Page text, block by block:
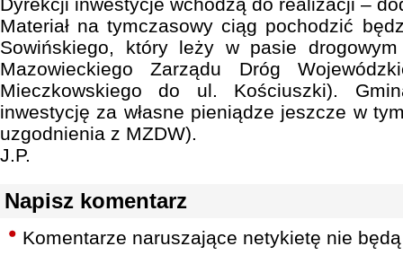
Materiał na tymczasowy ciąg pochodzić
Sowińskiego, który leży w pasie
Mazowieckiego Zarządu Dróg
Mieczkowskiego do ul. Kościuszki).
inwestycję za własne pieniądze jeszcze w
uzgodnienia z MZDW).
J.P.
Napisz komentarz
Komentarze naruszające netykietę nie